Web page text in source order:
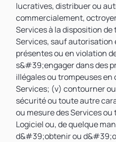
lucratives, distribuer ou
commercialement,
Services à la disposition
Services, sauf autorisation
présentes ou en violation
s&#39;engager dans des
illégales ou trompeuses en
Services; (v) contourner
sécurité ou toute autre
ou mesure des Services
Logiciel ou, de quelque
d&#39;obtenir ou